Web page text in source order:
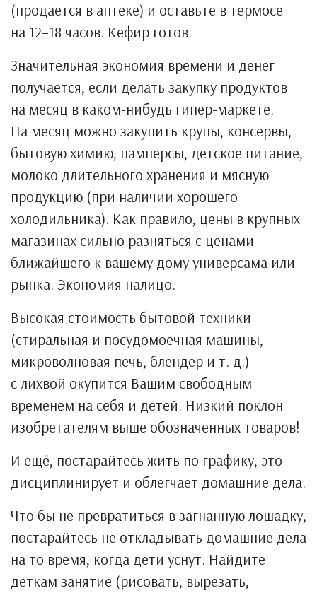
(продается в аптеке) и оставьте в термосе
на 12–18 часов. Кефир готов.
Значительная экономия времени и денег
получается, если делать закупку продуктов
на месяц в каком-нибудь гипер-маркете.
На месяц можно закупить крупы, консервы,
бытовую химию, памперсы, детское питание,
молоко длительного хранения и мясную
продукцию (при наличии хорошего
холодильника). Как правило, цены в крупных
магазинах сильно разняться с ценами
ближайшего к вашему дому универсама или
рынка. Экономия налицо.
Высокая стоимость бытовой техники
(стиральная и посудомоечная машины,
микроволновая печь, блендер и т. д.)
с лихвой окупится Вашим свободным
временем на себя и детей. Низкий поклон
изобретателям выше обозначенных товаров!
И ещё, постарайтесь жить по графику, это
дисциплинирует и облегчает домашние дела.
Что бы не превратиться в загнанную лошадку,
постарайтесь не откладывать домашние дела
на то время, когда дети уснут. Найдите
деткам занятие (рисовать, вырезать,